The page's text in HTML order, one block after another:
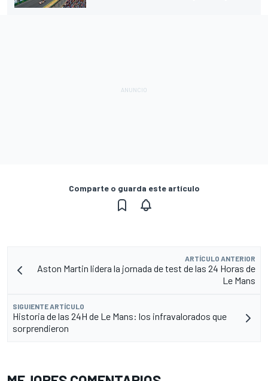
Comparte o guarda este artículo
ARTÍCULO ANTERIOR
Aston Martin lidera la jornada de test de las 24 Horas de
Le Mans
SIGUIENTE ARTÍCULO
Historia de las 24H de Le Mans: los infravalorados que
sorprendieron